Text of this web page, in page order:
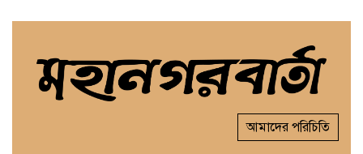
আমাদের পরিচিতি